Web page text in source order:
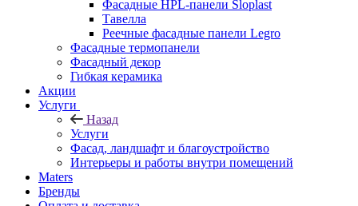
Фасадные HPL-панели Sloplast
Тавелла
Реечные фасадные панели Legro
Фасадные термопанели
Фасадный декор
Гибкая керамика
Акции
Услуги
Назад
Услуги
Фасад, ландшафт и благоустройство
Интерьеры и работы внутри помещений
Maters
Бренды